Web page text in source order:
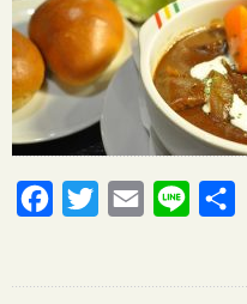
FacebookTwitter Email Line